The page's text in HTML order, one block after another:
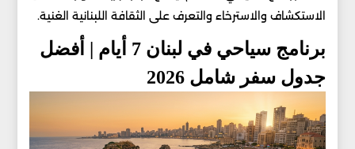
الاستكشاف والاسترخاء والتعرف على الثقافة اللبنانية الغنية.
برنامج سياحي في لبنان 7 أيام | أفضل
جدول سفر شامل 2026